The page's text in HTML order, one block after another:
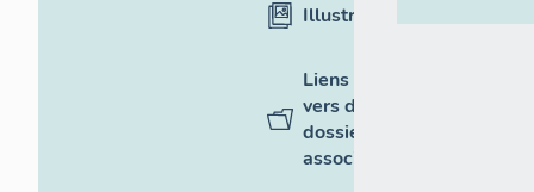
Illustrations
Liens
vers des
dossiers
associés